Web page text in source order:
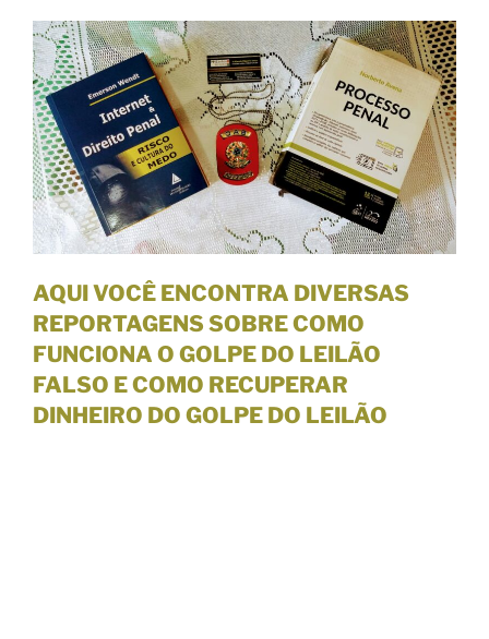
D
O
E
M
AQUI VOCÊ ENCONTRA DIVERSAS
REPORTAGENS SOBRE COMO
FUNCIONA O GOLPE DO LEILÃO
FALSO E COMO RECUPERAR
DINHEIRO DO GOLPE DO LEILÃO